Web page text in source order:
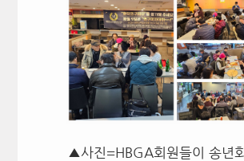
▲사진=HBGA회원들이 송년